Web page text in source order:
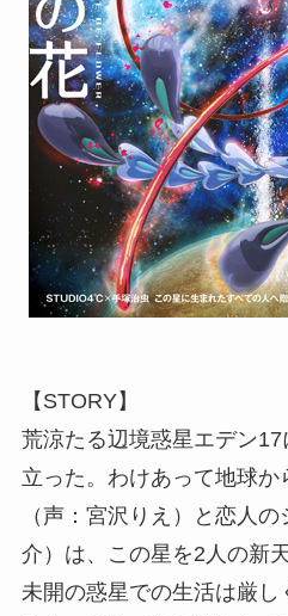
【STORY】
荒涼たる辺境惑星エデン
立った。わけあって地球か
（声：宮沢りえ）と恋人
介）は、この星を2人の新
未開の惑星での生活は厳